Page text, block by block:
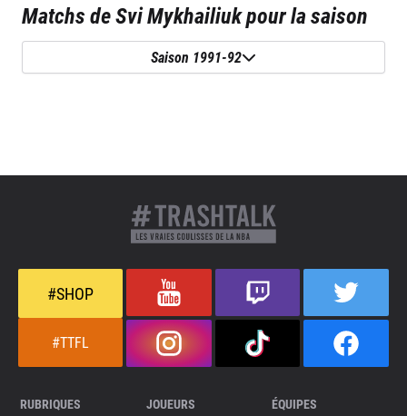
Matchs deSvi Mykhailiukpour la saison
Saison 1991-92
#SHOP
#TTFL
RUBRIQUES
JOUEURS ÉQUIPES